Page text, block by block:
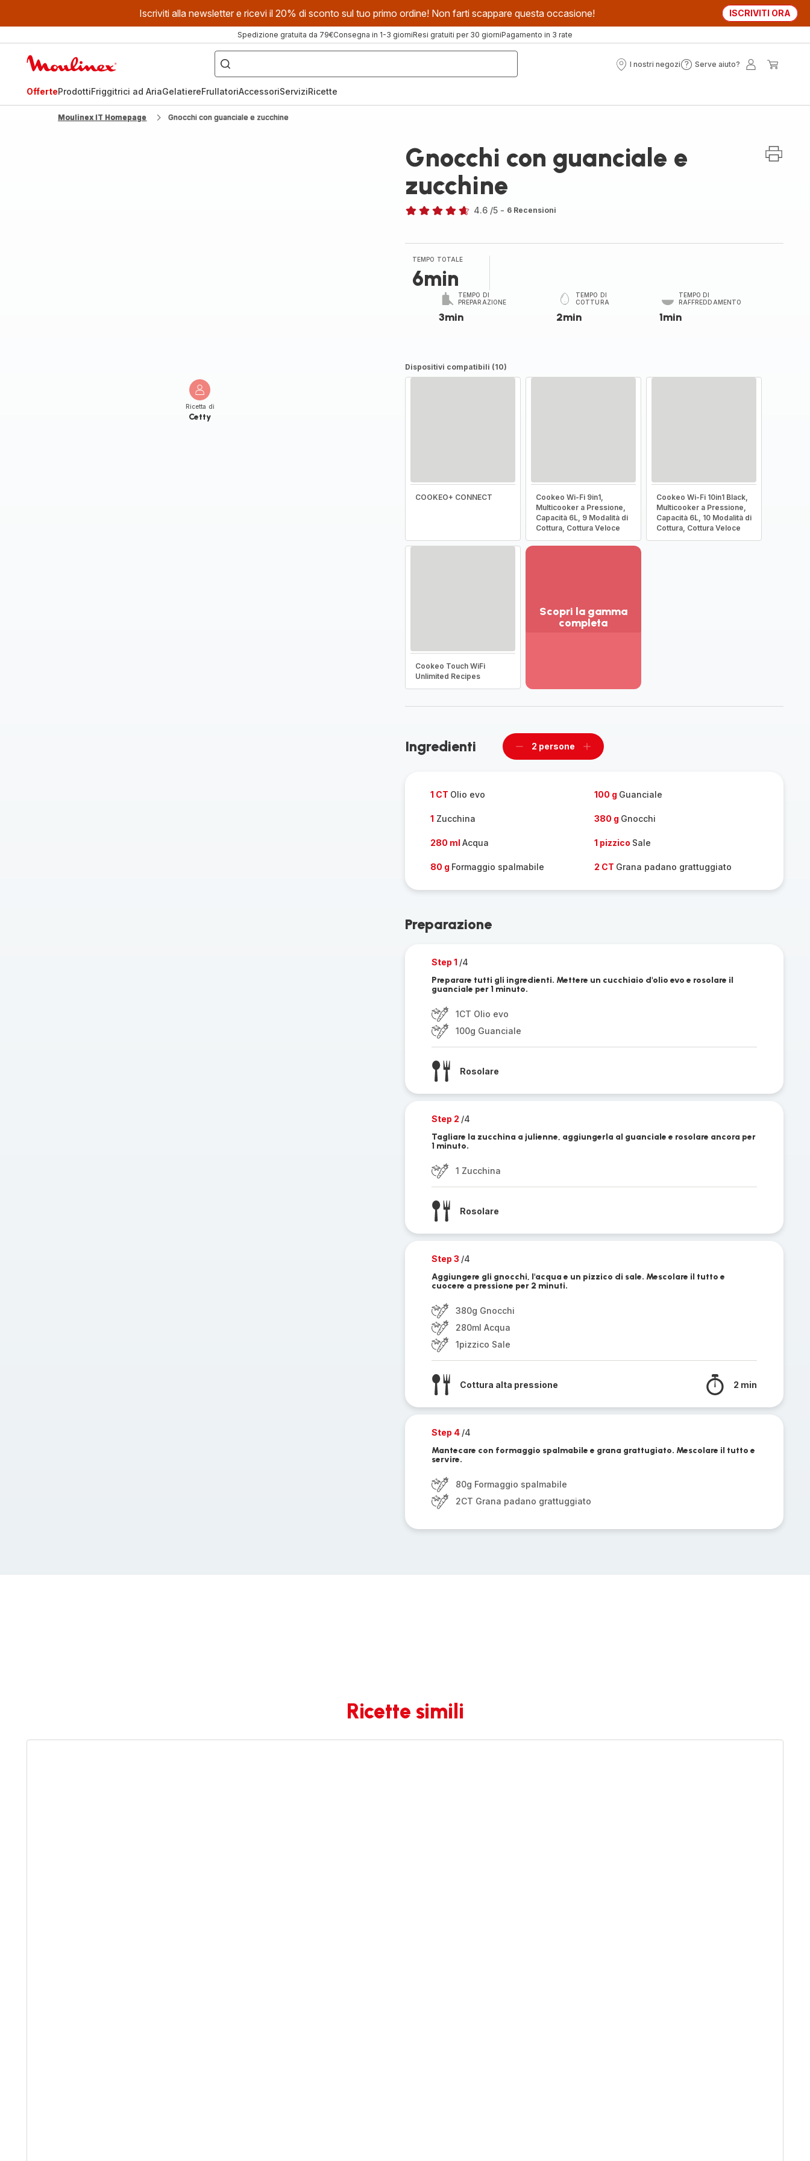
Iscriviti alla newsletter e ricevi il 20% di sconto sul tuo primo ordine! Non farti scappare questa occasione! ISCRIVITI ORA
Spedizione gratuita da 79€Consegna in 1-3 giorniResi gratuiti per 30 giorniPagamento in 3 rate
Cosa
stai
cercando?
I nostri negozi
I
Serve aiuto?
Serve
OfferteProdottiFriggitrici ad AriaGelatiereFrullatoriAccessoriServiziRicette
Moulinex IT Homepage Gnocchi con guanciale e zucchine
Ricetta di
Cetty
Gnocchi con guanciale e
zucchine
4.6 /5 - 6 Recensioni
TEMPO TOTALE
6min
TEMPO DI
PREPARAZIONE
3min
TEMPO DI
COTTURA
2min
TEMPO DI
RAFFREDDAMENTO
1min
Dispositivi compatibili (10)
COOKEO+ CONNECT
Cookeo Wi-Fi 9in1,
Multicooker a Pressione,
Capacità 6L, 9 Modalità di
Cottura, Cottura Veloce
Cookeo Wi-Fi 10in1 Black,
Multicooker a Pressione,
Capacità 6L, 10 Modalità di
Cottura, Cottura Veloce
Cookeo Touch WiFi
Unlimited Recipes
Scopri la gamma
completa
gamma
Ingredienti
Rimuovi
2 persone
Aggiungi
1 CT Olio evo 100 g Guanciale
1 Zucchina 380 g Gnocchi
280 ml Acqua 1 pizzico Sale
80 g Formaggio spalmabile 2 CT Grana padano grattuggiato
Preparazione
Step 1 /4
Preparare tutti gli ingredienti. Mettere un cucchiaio d'olio evo e rosolare il
guanciale per 1 minuto.
1CT Olio evo
100g Guanciale
Rosolare
Step 2 /4
Tagliare la zucchina a julienne, aggiungerla al guanciale e rosolare ancora per
1 minuto.
1 Zucchina
Rosolare
Step 3 /4
Aggiungere gli gnocchi, l'acqua e un pizzico di sale. Mescolare il tutto e
cuocere a pressione per 2 minuti.
380g Gnocchi
280ml Acqua
1pizzico Sale
Cottura alta pressione 2 min
Step 4 /4
Mantecare con formaggio spalmabile e grana grattugiato. Mescolare il tutto e
servire.
80g Formaggio spalmabile
2CT Grana padano grattuggiato
Ricette simili